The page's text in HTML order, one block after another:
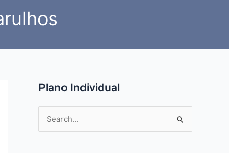
Plano Individual